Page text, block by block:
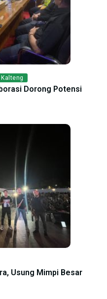
Kalteng
Dorong Potensi
Usung Mimpi Besar